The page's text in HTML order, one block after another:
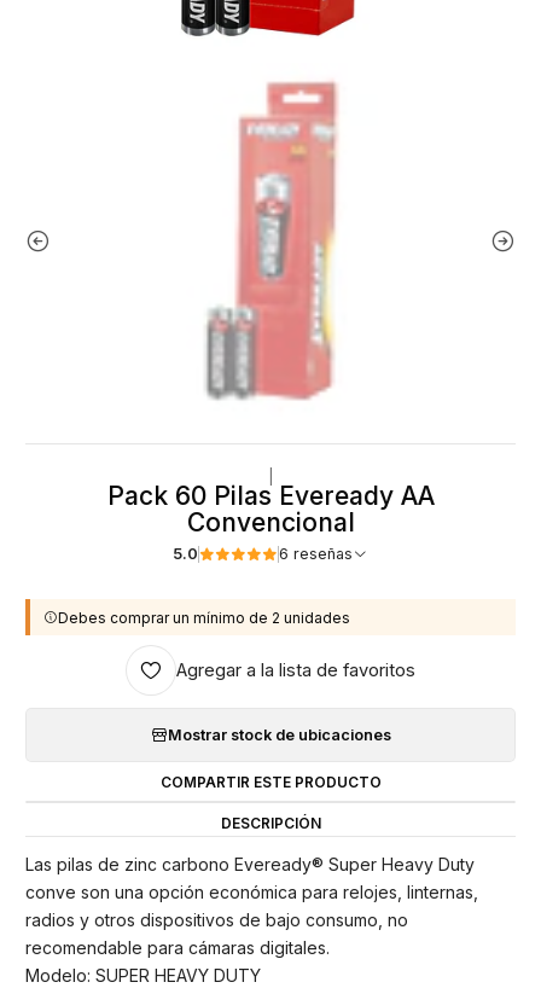
Pack 60 Pilas Eveready AA
Convencional
5.0 6 reseñas
Debes comprar un mínimo de 2 unidades
Agregar a la lista de favoritos
Mostrar stock de ubicaciones
COMPARTIR ESTE PRODUCTO
DESCRIPCIÓN
Las pilas de zinc carbono Eveready® Super Heavy Duty
conve son una opción económica para relojes, linternas,
radios y otros dispositivos de bajo consumo, no
recomendable para cámaras digitales.
Modelo: SUPER HEAVY DUTY